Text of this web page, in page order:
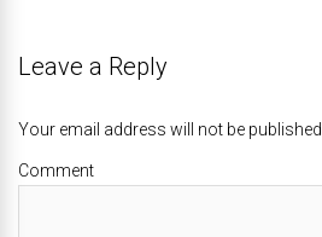
Leave a Reply
Your email address will not be published.
Comment